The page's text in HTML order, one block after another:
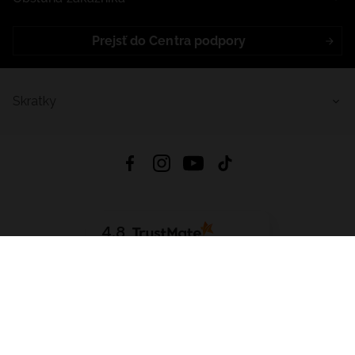
Prejsť do Centra podpory
4.8